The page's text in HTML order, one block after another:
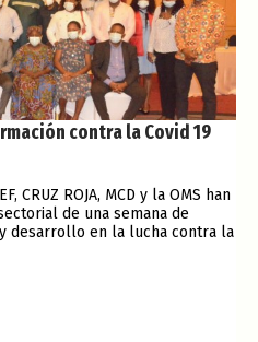
contra la Covid 19
CRUZ ROJA, MCD y la OMS han
de una semana de
desarrollo en la lucha contra la